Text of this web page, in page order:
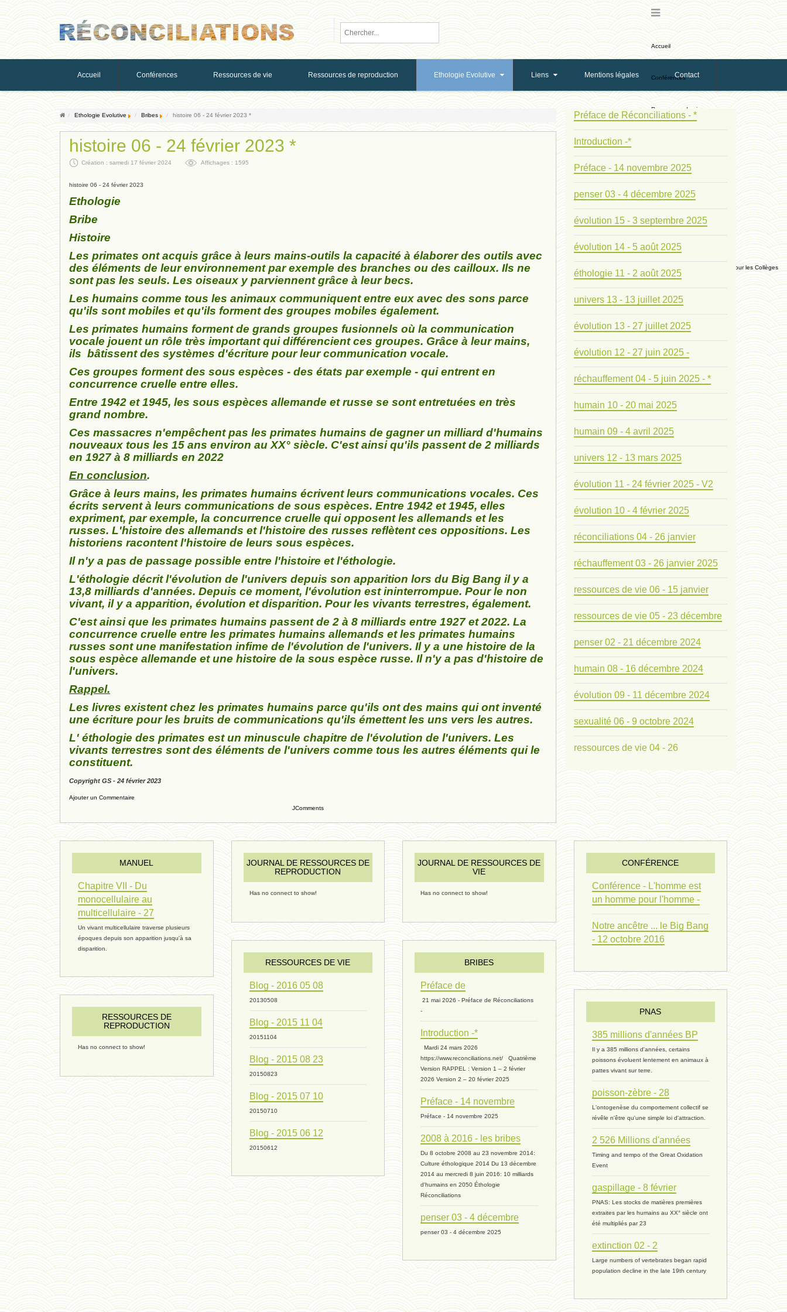
Accueil Conférences Ressources de vie Ressources de reproduction Ethologie Evolutive Liens Mentions légales Contact
Accueil
Conférences
Ressources de vie
Ethologie Evolutive
Manuel Universel d'Ethologie pour les Collèges
Journal
Liens
Mentions légales
Contact
Ethologie Evolutive Bribes histoire 06 - 24 février 2023 *
histoire 06 - 24 février 2023 *
Création : samedi 17 février 2024 Affichages : 1595
histoire 06 - 24 février 2023
Ethologie
Bribe
Histoire
Les primates ont acquis grâce à leurs mains-outils la capacité à élaborer des outils avec
des éléments de leur environnement par exemple des branches ou des cailloux. Ils ne
sont pas les seuls. Les oiseaux y parviennent grâce à leur becs.
Les humains comme tous les animaux communiquent entre eux avec des sons parce
qu'ils sont mobiles et qu'ils forment des groupes mobiles également.
Les primates humains forment de grands groupes fusionnels où la communication
vocale jouent un rôle très important qui différencient ces groupes. Grâce à leur mains,
ils bâtissent des systèmes d'écriture pour leur communication vocale.
Ces groupes forment des sous espèces - des états par exemple - qui entrent en
concurrence cruelle entre elles.
Entre 1942 et 1945, les sous espèces allemande et russe se sont entretuées en très
grand nombre.
Ces massacres n'empêchent pas les primates humains de gagner un milliard d'humains
nouveaux tous les 15 ans environ au XX° siècle. C'est ainsi qu'ils passent de 2 milliards
en 1927 à 8 milliards en 2022
En conclusion.
Grâce à leurs mains, les primates humains écrivent leurs communications vocales. Ces
écrits servent à leurs communications de sous espèces. Entre 1942 et 1945, elles
expriment, par exemple, la concurrence cruelle qui opposent les allemands et les
russes. L'histoire des allemands et l'histoire des russes reflètent ces oppositions. Les
historiens racontent l'histoire de leurs sous espèces.
Il n'y a pas de passage possible entre l'histoire et l'éthologie.
L'éthologie décrit l'évolution de l'univers depuis son apparition lors du Big Bang il y a
13,8 milliards d'années. Depuis ce moment, l'évolution est ininterrompue. Pour le non
vivant, il y a apparition, évolution et disparition. Pour les vivants terrestres, également.
C'est ainsi que les primates humains passent de 2 à 8 milliards entre 1927 et 2022. La
concurrence cruelle entre les primates humains allemands et les primates humains
russes sont une manifestation infime de l'évolution de l'univers. Il y a une histoire de la
sous espèce allemande et une histoire de la sous espèce russe. Il n'y a pas d'histoire de
l'univers.
Rappel.
Les livres existent chez les primates humains parce qu'ils ont des mains qui ont inventé
une écriture pour les bruits de communications qu'ils émettent les uns vers les autres.
L' éthologie des primates est un minuscule chapitre de l'évolution de l'univers. Les
vivants terrestres sont des éléments de l'univers comme tous les autres éléments qui le
constituent.
Copyright GS - 24 février 2023
Ajouter un Commentaire
JComments
Préface de Réconciliations - *
Introduction -*
Préface - 14 novembre 2025
penser 03 - 4 décembre 2025
évolution 15 - 3 septembre 2025
évolution 14 - 5 août 2025
éthologie 11 - 2 août 2025
univers 13 - 13 juillet 2025
évolution 13 - 27 juillet 2025
évolution 12 - 27 juin 2025 -
réchauffement 04 - 5 juin 2025 - *
humain 10 - 20 mai 2025
humain 09 - 4 avril 2025
univers 12 - 13 mars 2025
évolution 11 - 24 février 2025 - V2
évolution 10 - 4 février 2025
réconciliations 04 - 26 janvier
réchauffement 03 - 26 janvier 2025
ressources de vie 06 - 15 janvier
ressources de vie 05 - 23 décembre
penser 02 - 21 décembre 2024
humain 08 - 16 décembre 2024
évolution 09 - 11 décembre 2024
sexualité 06 - 9 octobre 2024
ressources de vie 04 - 26
mode de production industriel 01 -
vivant 09 - 24 septembre 2024
humain 07 - 6 septembre 2024
évolution 08 - 20 août 2024
humain 06 - 6 août 2024
sous-groupe humain - 27 juillet
riche - 25 juillet 2024
éternité 03 - 11 juillet 2024
Introduction V1 - 6 juin 2024
extinction 07 - 18 mai 2024
biomasse - 10 mai 2024*
ressources 02 - 30 avril 2024*
humain 05 - 26 avril 2024*
univers 11 - 28 mars 2024*
univers 10 - 7 mars 2024*
evolution 07 - 22 février 2024 *
penser 01 - 9 février 2024 *
univers 09 V4 - 26 janvier 2024 *
Pourquoi ? 02 ( relue) - 19
vivant 08 - V2 - 18 janvier 2024 *
Pourquoi ? - 1 décembre 2023 *
MANUEL
Chapitre VII - Du
monocellulaire au
multicellulaire - 27
Un vivant multicellulaire traverse plusieurs
époques depuis son apparition jusqu'à sa
disparition.
RESSOURCES DE
REPRODUCTION
Has no connect to show!
JOURNAL DE RESSOURCES DE
REPRODUCTION
Has no connect to show!
RESSOURCES DE VIE
Blog - 2016 05 08
20130508
Blog - 2015 11 04
20151104
Blog - 2015 08 23
20150823
Blog - 2015 07 10
20150710
Blog - 2015 06 12
20150612
JOURNAL DE RESSOURCES DE
VIE
Has no connect to show!
BRIBES
Préface de
21 mai 2026 - Préface de Réconciliations
-
Introduction -*
Mardi 24 mars 2026
https://www.reconciliations.net/ Quatrième
Version RAPPEL : Version 1 – 2 février
2026 Version 2 – 20 février 2025
Préface - 14 novembre
Préface - 14 novembre 2025
2008 à 2016 - les bribes
Du 8 octobre 2008 au 23 novembre 2014:
Culture éthologique 2014 Du 13 décembre
2014 au mercredi 8 juin 2016: 10 milliards
d'humains en 2050 Éthologie
Réconciliations
penser 03 - 4 décembre
penser 03 - 4 décembre 2025
CONFÉRENCE
Conférence - L'homme est
un homme pour l'homme -
Notre ancêtre ... le Big Bang
- 12 octobre 2016
PNAS
385 millions d'années BP
Il y a 385 millions d'années, certains
poissons évoluent lentement en animaux à
pattes vivant sur terre.
poisson-zèbre - 28
L'ontogenèse du comportement collectif se
révêle n'être qu'une simple loi d'attraction.
2 526 Millions d'années
Timing and tempo of the Great Oxidation
Event
gaspillage - 8 février
PNAS: Les stocks de matières premières
extraites par les humains au XX° siècle ont
été multipliés par 23
extinction 02 - 2
Large numbers of vertebrates began rapid
population decline in the late 19th century